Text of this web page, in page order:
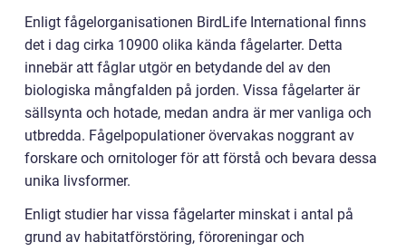
Enligt fågelorganisationen BirdLife International finns
det i dag cirka 10900 olika kända fågelarter. Detta
innebär att fåglar utgör en betydande del av den
biologiska mångfalden på jorden. Vissa fågelarter är
sällsynta och hotade, medan andra är mer vanliga och
utbredda. Fågelpopulationer övervakas noggrant av
forskare och ornitologer för att förstå och bevara dessa
unika livsformer.
Enligt studier har vissa fågelarter minskat i antal på
grund av habitatförstöring, föroreningar och